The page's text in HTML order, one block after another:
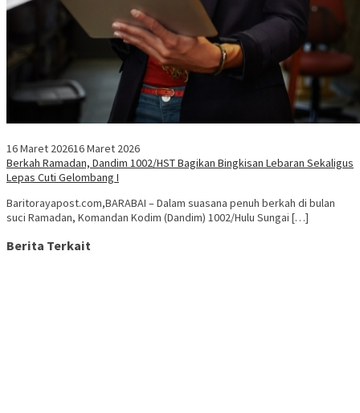
16 Maret 202616 Maret 2026
Berkah Ramadan, Dandim 1002/HST Bagikan Bingkisan Lebaran Sekaligus
Lepas Cuti Gelombang I
Baritorayapost.com,BARABAI – Dalam suasana penuh berkah di bulan
suci Ramadan, Komandan Kodim (Dandim) 1002/Hulu Sungai […]
Berita Terkait